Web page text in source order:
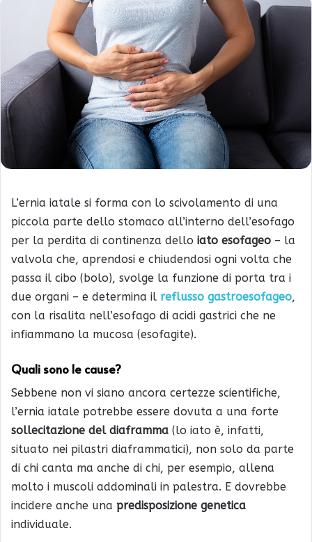
L’ernia iatale si forma con lo scivolamento di una
piccola parte dello stomaco all’interno dell’esofago
per la perdita di continenza dello iato esofageo – la
valvola che, aprendosi e chiudendosi ogni volta che
passa il cibo (bolo), svolge la funzione di porta tra i
due organi – e determina il reflusso gastroesofageo,
con la risalita nell’esofago di acidi gastrici che ne
infiammano la mucosa (esofagite).
Quali sono le cause?
Sebbene non vi siano ancora certezze scientifiche,
l’ernia iatale potrebbe essere dovuta a una forte
sollecitazione del diaframma (lo iato è, infatti,
situato nei pilastri diaframmatici), non solo da parte
di chi canta ma anche di chi, per esempio, allena
molto i muscoli addominali in palestra. E dovrebbe
incidere anche una predisposizione genetica
individuale.